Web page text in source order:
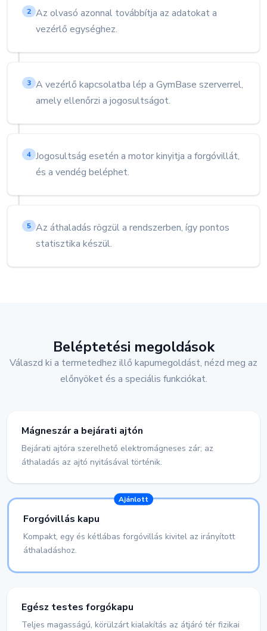
2 Az olvasó azonnal továbbítja az adatokat a
vezérlő egységhez.
3 A vezérlő kapcsolatba lép a GymBase szerverrel,
amely ellenőrzi a jogosultságot.
4 Jogosultság esetén a motor kinyitja a forgóvillát,
és a vendég beléphet.
5 Az áthaladás rögzül a rendszerben, így pontos
statisztika készül.
Beléptetési megoldások
Válaszd ki a termetedhez illő kapumegoldást, nézd meg az
előnyöket és a speciális funkciókat.
Mágneszár a bejárati ajtón
Bejárati ajtóra szerelhető elektromágneses zár; az
áthaladás az ajtó nyitásával történik.
Ajánlott
Forgóvillás kapu
Kompakt, egy és kétlábas forgóvillás kivitel az irányított
áthaladáshoz.
Egész testes forgókapu
Teljes magasságú, körülzárt kialakítás az átjáró tér fizikai